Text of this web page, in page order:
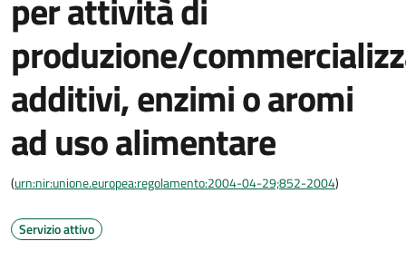
per attività di
produzione/
additivi, enzimi o aromi
ad uso alimentare
(urn:nir:unione.europea:regolamento:2004-04-29;852-2004)
Servizio attivo